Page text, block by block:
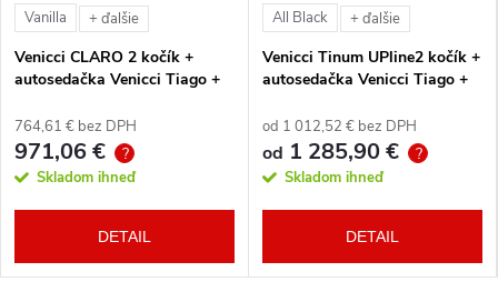
Vanilla + ďalšie
Venicci CLARO 2 kočík +
autosedačka Venicci Tiago +
764,61 € bez DPH
971,06 € ?
Skladom ihneď
DETAIL
All Black + ďalšie
Venicci Tinum UPline2 kočík +
autosedačka Venicci Tiago +
od 1 012,52 € bez DPH
od 1 285,90 € ?
Skladom ihneď
DETAIL